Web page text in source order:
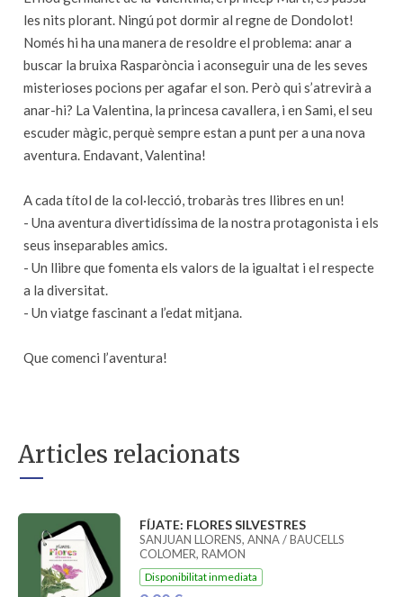
les nits plorant. Ningú pot dormir al regne de Dondolot!
Només hi ha una manera de resoldre el problema: anar a
buscar la bruixa Rasparòncia i aconseguir una de les seves
misterioses pocions per agafar el son. Però qui s’atrevirà a
anar-hi? La Valentina, la princesa cavallera, i en Sami, el seu
escuder màgic, perquè sempre estan a punt per a una nova
aventura. Endavant, Valentina!
A cada títol de la col·lecció, trobaràs tres llibres en un!
- Una aventura divertidíssima de la nostra protagonista i els
seus inseparables amics.
- Un llibre que fomenta els valors de la igualtat i el respecte
a la diversitat.
- Un viatge fascinant a l’edat mitjana.
Que comenci l’aventura!
Articles relacionats
FÍJATE: FLORES SILVESTRES
SANJUAN LLORENS, ANNA / BAUCELLS
COLOMER, RAMON
Disponibilitat inmediata